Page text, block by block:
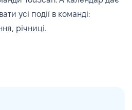
усі події в команді:
річниці.